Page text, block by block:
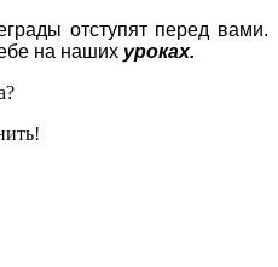
отступят перед вами.
на наших уроках.